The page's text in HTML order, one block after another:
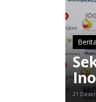
Berita
21